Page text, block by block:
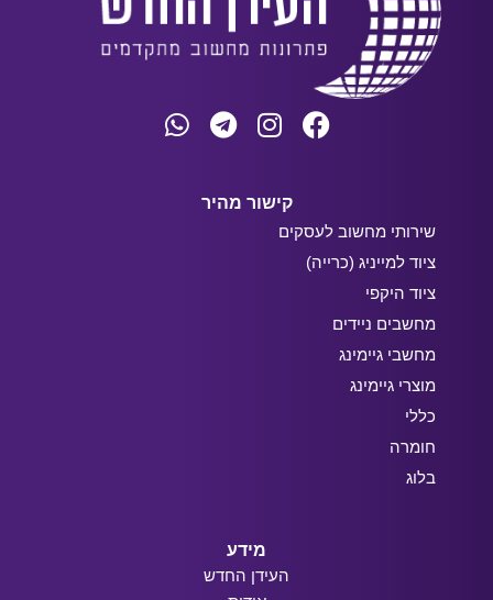
קישור מהיר
שירותי מחשוב לעסקים
ציוד למייניג (כרייה)
ציוד היקפי
מחשבים ניידים
מחשבי גיימינג
מוצרי גיימינג
כללי
חומרה
בלוג
מידע
העידן החדש